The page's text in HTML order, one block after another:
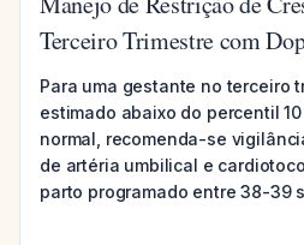
Terceiro Trimestre com
Para uma gestante no terceiro
estimado abaixo do percentil
normal, recomenda-se
de artéria umbilical e
parto programado entre 38-39